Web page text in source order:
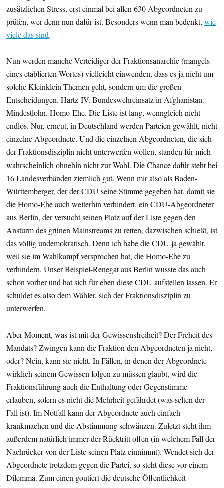
zusätzlichen Stress, erst einmal bei allen 630 Abgeordneten zu
prüfen, wer denn nun dafür ist. Besonders wenn man bedenkt, wie
viele das sind.
Nun werden manche Verteidiger der Fraktionsanarchie (mangels
eines etablierten Wortes) vielleicht einwenden, dass es ja nicht um
solche Kleinklein-Themen geht, sondern um die großen
Entscheidungen. Hartz-IV. Bundeswehreinsatz in Afghanistan.
Mindestlohn. Homo-Ehe. Die Liste ist lang, wenngleich nicht
endlos. Nur, erneut, in Deutschland werden Parteien gewählt, nicht
einzelne Abgeordnete. Und die einzelnen Abgeordneten, die sich
der Fraktionsdisziplin nicht unterwerfen wollen, standen für mich
wahrscheinlich ohnehin nicht zur Wahl. Die Chance dafür steht bei
16 Landesverbänden ziemlich gut. Wenn mir also als Baden-
Württemberger, der der CDU seine Stimme gegeben hat, damit sie
die Homo-Ehe auch weiterhin verhindert, ein CDU-Abgeordneter
aus Berlin, der versucht seinen Platz auf der Liste gegen den
Ansturm des grünen Mainstreams zu retten, dazwischen schießt, ist
das völlig undemokratisch. Denn ich habe die CDU ja gewählt,
weil sie im Wahlkampf versprochen hat, die Homo-Ehe zu
verhindern. Unser Beispiel-Renegat aus Berlin wusste das auch
schon vorher und hat sich für eben diese CDU aufstellen lassen. Er
schuldet es also dem Wähler, sich der Fraktionsdisziplin zu
unterwerfen.
Aber Moment, was ist mit der Gewissensfreiheit? Der Freheit des
Mandats? Zwingen kann die Fraktion den Abgeordneten ja nicht,
oder? Nein, kann sie nicht. In Fällen, in denen der Abgeordnete
wirklich seinem Gewissen folgen zu müssen glaubt, wird die
Fraktionsführung auch die Enthaltung oder Gegenstimme
erlauben, sofern es nicht die Mehrheit gefährdet (was selten der
Fall ist). Im Notfall kann der Abgeordnete auch einfach
krankmachen und die Abstimmung schwänzen. Zuletzt steht ihm
außerdem natürlich immer der Rücktritt offen (in welchem Fall der
Nachrücker von der Liste seinen Platz einnimmt). Wendet sich der
Abgeordnete trotzdem gegen die Partei, so steht diese vor einem
Dilemma. Zum einen goutiert die deutsche Öffentlichkeit